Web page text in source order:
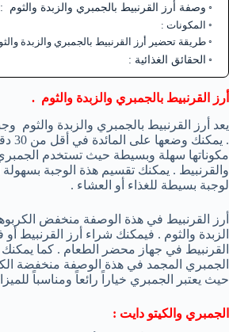
وصفة أرز القرنبيط بالجمبري والزبدة والثوم :
المكونات :
طريقة تحضير أرز القرنبيط بالجمبري والزبدة
الحقائق الغذائية :
أرز القرنبيط بالجمبري والزبدة والثوم .
يعد أرز القرنبيط بالجمبري والزبدة والثوم
.
مكوناتها سهلة وبسيطة حيث تستخدم
لوجبة بسيطة للغذاء أو العشاء .
أرز القرنبيط في هذة الوصفة منخفض
الزبدة والثوم . فيمكنك شراء أرز القرنبيط
القرنبيط في جهاز محضر الطعام . كما يمكنك
الجمبري المجمد في هذة الوصفة منخفضة
حيث يعتبر الجمبري خياراً رائعاً ومناسباً
الجمبري والكيتو دايت :